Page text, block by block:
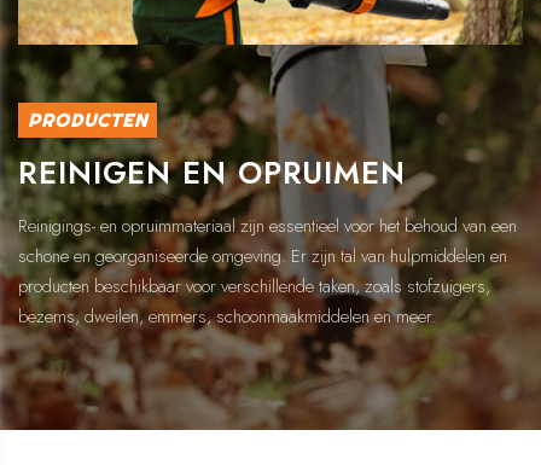
PRODUCTEN
REINIGEN EN OPRUIMEN
Reinigings- en opruimmateriaal zijn essentieel voor het behoud van een
schone en georganiseerde omgeving. Er zijn tal van hulpmiddelen en
producten beschikbaar voor verschillende taken, zoals stofzuigers,
bezems, dweilen, emmers, schoonmaakmiddelen en meer.